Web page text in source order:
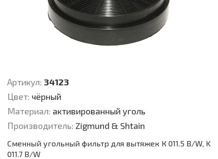
Артикул: 34123
Цвет: чёрный
Материал: активированный уголь
Производитель: Zigmund & Shtain
Сменный угольный фильтр для вытяжек К 011.5 B/W, K
011.7 B/W